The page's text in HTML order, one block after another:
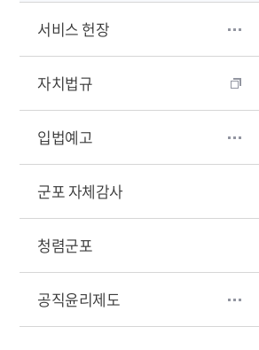
서비스 헌장
자치법규
입법예고
군포 자체감사
청렴군포
공직윤리제도